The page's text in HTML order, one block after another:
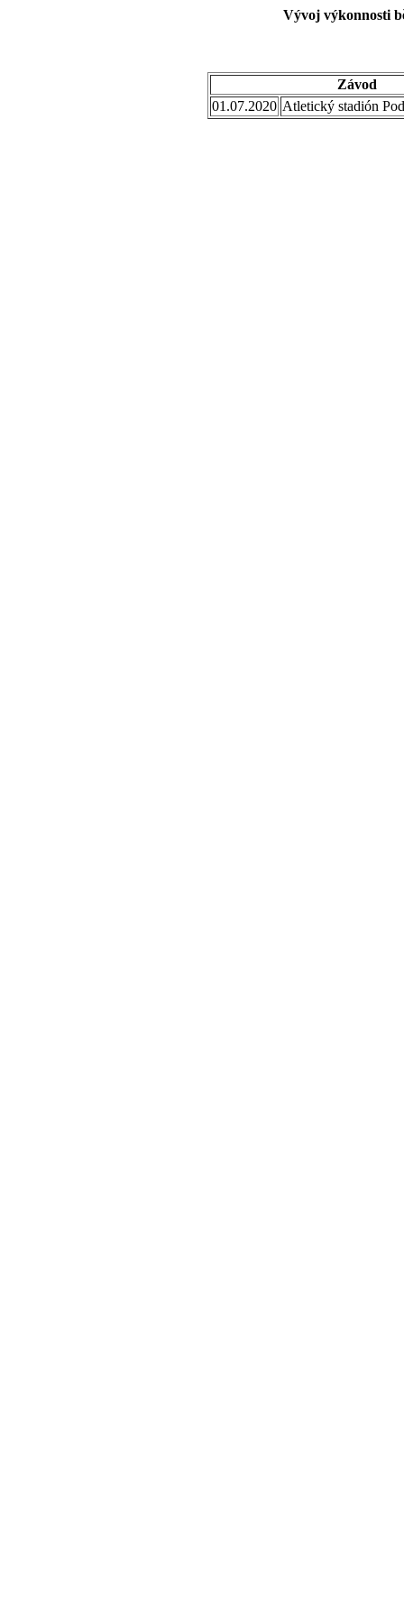
Vývoj výkonnosti
Závod
01.07.2020 Atletický stadión